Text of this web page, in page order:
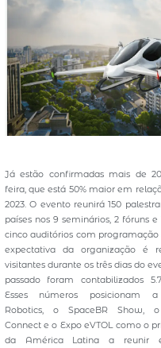
Já estão confirmadas mais de
feira, que está 50% maior em
2023. O evento reunirá 150
países nos 9 seminários, 2 fóruns e
cinco auditórios com programação
expectativa da organização é
visitantes durante os três dias do
passado foram contabilizados
Esses números posicionam a
Robotics, o SpaceBR Show,
Connect e o Expo eVTOL como o
da América Latina a reunir